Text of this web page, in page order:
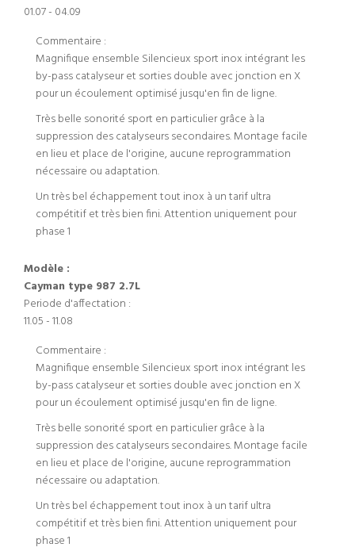
01.07 - 04.09
Commentaire :
Magnifique ensemble Silencieux sport inox intégrant les
by-pass catalyseur et sorties double avec jonction en X
pour un écoulement optimisé jusqu'en fin de ligne.
Très belle sonorité sport en particulier grâce à la
suppression des catalyseurs secondaires. Montage facile
en lieu et place de l'origine, aucune reprogrammation
nécessaire ou adaptation.
Un très bel échappement tout inox à un tarif ultra
compétitif et très bien fini. Attention uniquement pour
phase 1
Modèle :
Cayman type 987 2.7L
Periode d'affectation :
11.05 - 11.08
Commentaire :
Magnifique ensemble Silencieux sport inox intégrant les
by-pass catalyseur et sorties double avec jonction en X
pour un écoulement optimisé jusqu'en fin de ligne.
Très belle sonorité sport en particulier grâce à la
suppression des catalyseurs secondaires. Montage facile
en lieu et place de l'origine, aucune reprogrammation
nécessaire ou adaptation.
Un très bel échappement tout inox à un tarif ultra
compétitif et très bien fini. Attention uniquement pour
phase 1